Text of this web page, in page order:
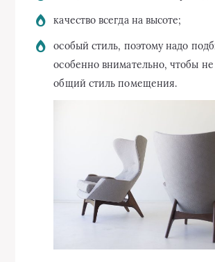
качество всегда на высоте;
особый стиль, поэтому надо
особенно внимательно, чтобы
общий стиль помещения.